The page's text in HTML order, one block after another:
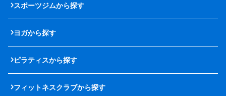
スポーツジムから探す
ヨガから探す
ピラティスから探す
フィットネスクラブから探す